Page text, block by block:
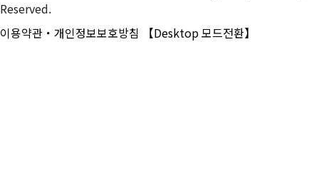
Reserved.
이용약관・개인정보보호방침
【Desktop 모드전환】